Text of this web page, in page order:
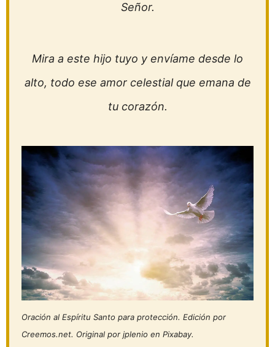
Señor.
Mira a este hijo tuyo y envíame desde lo
alto, todo ese amor celestial que emana de
tu corazón.
Oración al Espíritu Santo para protección. Edición por
Creemos.net. Original por jplenio en Pixabay.